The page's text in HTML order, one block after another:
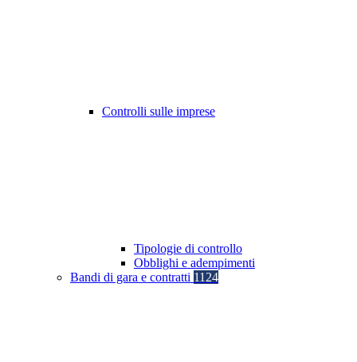
Controlli sulle imprese
Tipologie di controllo
Obblighi e adempimenti
Bandi di gara e contratti 1124